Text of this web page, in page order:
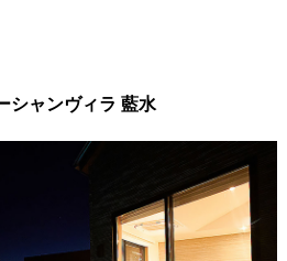
シャンヴィラ 藍水